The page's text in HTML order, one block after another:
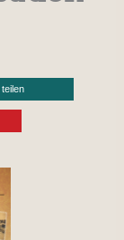
teilen